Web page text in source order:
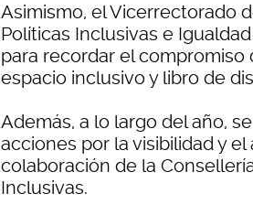
Asimismo, el Vicerrectorado
Políticas Inclusivas e
para recordar el
espacio inclusivo y libro de
Además, a lo largo del año,
acciones por la visibilidad y
colaboración de la
Inclusivas.